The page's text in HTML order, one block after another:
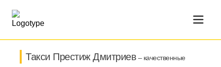
Такси Престиж Дмитриев – качественные